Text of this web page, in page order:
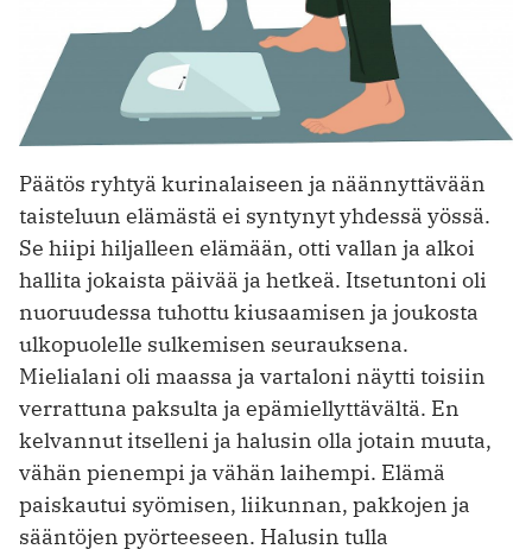
Päätös ryhtyä kurinalaiseen ja näännyttävään
taisteluun elämästä ei syntynyt yhdessä yössä.
Se hiipi hiljalleen elämään, otti vallan ja alkoi
hallita jokaista päivää ja hetkeä. Itsetuntoni oli
nuoruudessa tuhottu kiusaamisen ja joukosta
ulkopuolelle sulkemisen seurauksena.
Mielialani oli maassa ja vartaloni näytti toisiin
verrattuna paksulta ja epämiellyttävältä. En
kelvannut itselleni ja halusin olla jotain muuta,
vähän pienempi ja vähän laihempi. Elämä
paiskautui syömisen, liikunnan, pakkojen ja
sääntöjen pyörteeseen. Halusin tulla